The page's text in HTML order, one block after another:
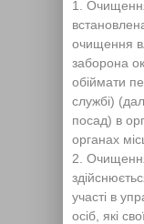
очищення
заборона
обіймати
службі)
посад) в
органах
участі в
осіб, які